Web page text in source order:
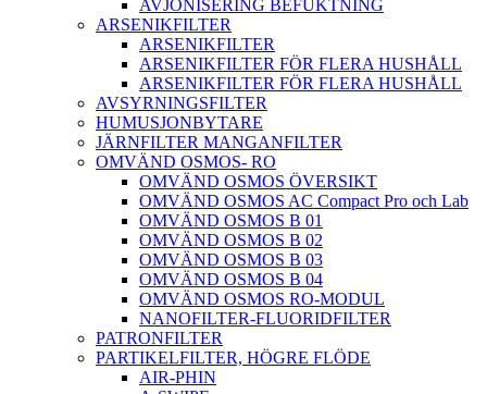
AVJONISERING BEFUKTNING
ARSENIKFILTER
ARSENIKFILTER
ARSENIKFILTER FÖR FLERA HUSHÅLL
ARSENIKFILTER FÖR FLERA HUSHÅLL
AVSYRNINGSFILTER
HUMUSJONBYTARE
JÄRNFILTER MANGANFILTER
OMVÄND OSMOS- RO
OMVÄND OSMOS ÖVERSIKT
OMVÄND OSMOS AC Compact Pro och Lab
OMVÄND OSMOS B 01
OMVÄND OSMOS B 02
OMVÄND OSMOS B 03
OMVÄND OSMOS B 04
OMVÄND OSMOS RO-MODUL
NANOFILTER-FLUORIDFILTER
PATRONFILTER
PARTIKELFILTER, HÖGRE FLÖDE
AIR-PHIN